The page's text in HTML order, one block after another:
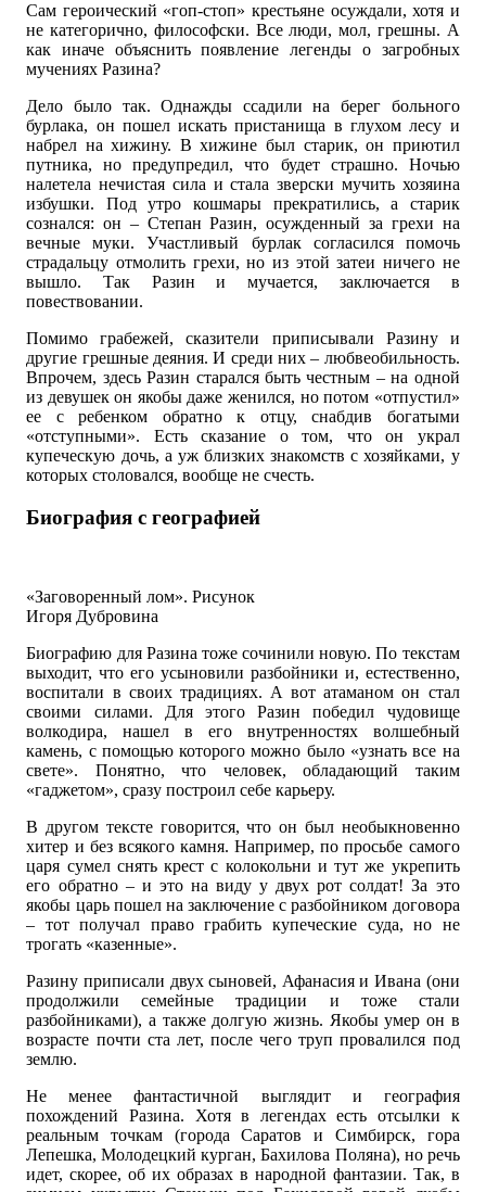
Сам героический «гоп-стоп» крестьяне осуждали, хотя и
не категорично, философски. Все люди, мол, грешны. А
как иначе объяснить появление легенды о загробных
мучениях Разина?
Дело было так. Однажды ссадили на берег больного
бурлака, он пошел искать пристанища в глухом лесу и
набрел на хижину. В хижине был старик, он приютил
путника, но предупредил, что будет страшно. Ночью
налетела нечистая сила и стала зверски мучить хозяина
избушки. Под утро кошмары прекратились, а старик
сознался: он – Степан Разин, осужденный за грехи на
вечные муки. Участливый бурлак согласился помочь
страдальцу отмолить грехи, но из этой затеи ничего не
вышло. Так Разин и мучается, заключается в
повествовании.
Помимо грабежей, сказители приписывали Разину и
другие грешные деяния. И среди них – любвеобильность.
Впрочем, здесь Разин старался быть честным – на одной
из девушек он якобы даже женился, но потом «отпустил»
ее с ребенком обратно к отцу, снабдив богатыми
«отступными». Есть сказание о том, что он украл
купеческую дочь, а уж близких знакомств с хозяйками, у
которых столовался, вообще не счесть.
Биография с географией
«Заговоренный лом». Рисунок
Игоря Дубровина
Биографию для Разина тоже сочинили новую. По текстам
выходит, что его усыновили разбойники и, естественно,
воспитали в своих традициях. А вот атаманом он стал
своими силами. Для этого Разин победил чудовище
волкодира, нашел в его внутренностях волшебный
камень, с помощью которого можно было «узнать все на
свете». Понятно, что человек, обладающий таким
«гаджетом», сразу построил себе карьеру.
В другом тексте говорится, что он был необыкновенно
хитер и без всякого камня. Например, по просьбе самого
царя сумел снять крест с колокольни и тут же укрепить
его обратно – и это на виду у двух рот солдат! За это
якобы царь пошел на заключение с разбойником договора
– тот получал право грабить купеческие суда, но не
трогать «казенные».
Разину приписали двух сыновей, Афанасия и Ивана (они
продолжили семейные традиции и тоже стали
разбойниками), а также долгую жизнь. Якобы умер он в
возрасте почти ста лет, после чего труп провалился под
землю.
Не менее фантастичной выглядит и география
похождений Разина. Хотя в легендах есть отсылки к
реальным точкам (города Саратов и Симбирск, гора
Лепешка, Молодецкий курган, Бахилова Поляна), но речь
идет, скорее, об их образах в народной фантазии. Так, в